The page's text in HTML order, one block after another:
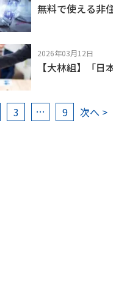
無料で使える非
2026年03月12日
【大林組】「
3 … 9 次へ >